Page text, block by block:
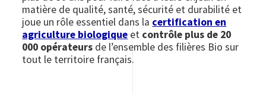
matière de qualité, santé, sécurité et durabilité et
joue un rôle essentiel dans la certification en
agriculture biologique et contrôle plus de 20
000 opérateurs de l’ensemble des filières Bio sur
tout le territoire français.